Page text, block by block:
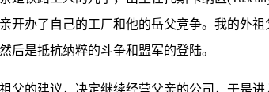
开办了自己的工厂和他的岳父竞争。我的外
后是抵抗纳粹的斗争和盟军的登陆。